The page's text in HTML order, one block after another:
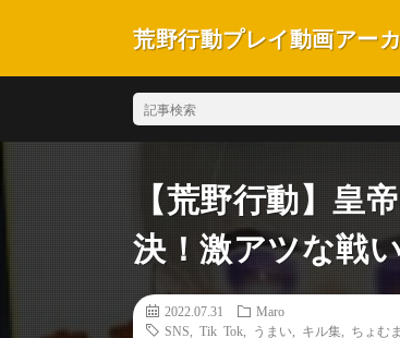
荒野行動プレイ動画アー
【荒野行動】皇
決！激アツな戦
2022.07.31
Maro
SNS
Tik Tok うまい キル集 ちょむ